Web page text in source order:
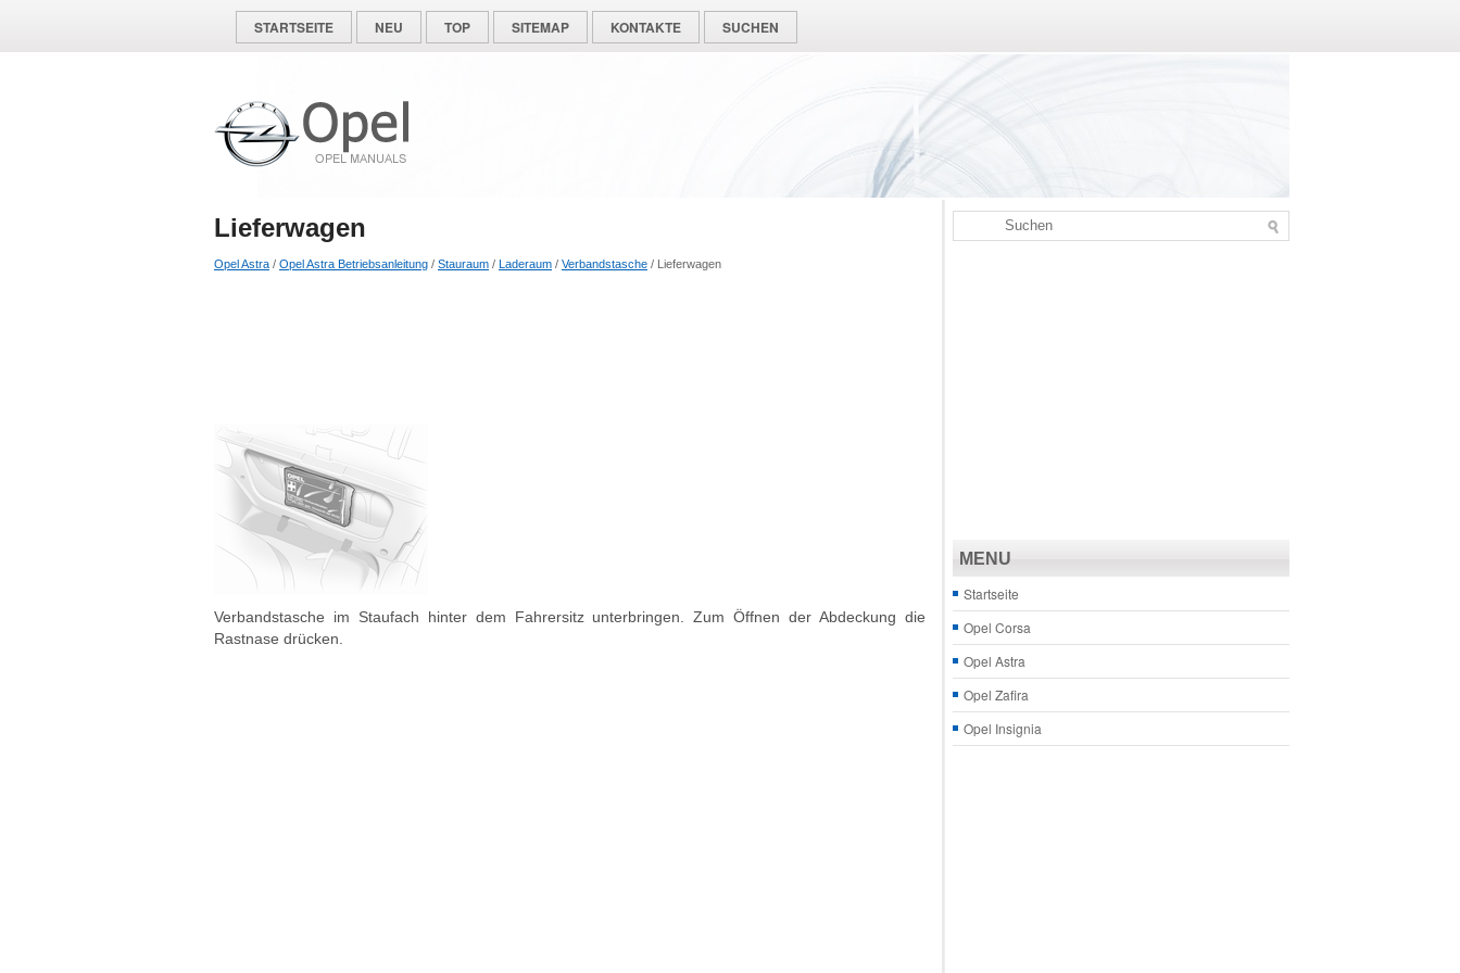
STARTSEITE NEU TOP SITEMAP KONTAKTE SUCHEN
Lieferwagen
Opel Astra / Opel Astra Betriebsanleitung / Stauraum / Laderaum / Verbandstasche / Lieferwagen
Verbandstasche im Staufach hinter dem Fahrersitz unterbringen. Zum Öffnen der Abdeckung die
Rastnase drücken.
MENU
Startseite
Opel Corsa
Opel Astra
Opel Zafira
Opel Insignia